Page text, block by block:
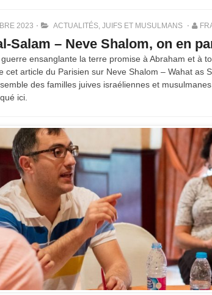
2023 ACTUALITÉS, JUIFS ET MUSULMANS
Salam – Neve Shalom, on en
ensanglante la terre promise à Abraham et à
cet article du Parisien sur Neve Shalom – Wahat as
des familles juives israéliennes et
ici.